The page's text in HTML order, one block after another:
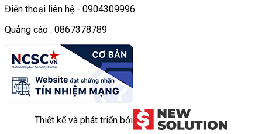
Điện thoại liên hệ - 0904309996
Quảng cáo : 0867378789
Thiết kế và phát triển bởi